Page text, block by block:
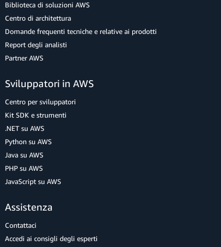
Biblioteca di soluzioni AWS
Centro di architettura
Domande frequenti tecniche e relative ai prodotti
Report degli analisti
Partner AWS
Sviluppatori in AWS
Centro per sviluppatori
Kit SDK e strumenti
.NET su AWS
Python su AWS
Java su AWS
PHP su AWS
JavaScript su AWS
Assistenza
Contattaci
Accedi ai consigli degli esperti